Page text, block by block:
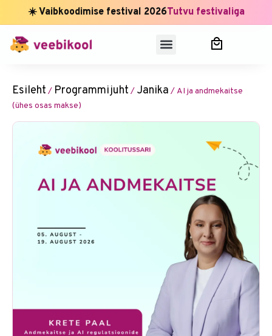
☀️ Vaibkoodimise festival 2026Tutvu festivaliga
Esileht / Programmijuht / Janika / AI ja andmekaitse
(ühes osas makse)